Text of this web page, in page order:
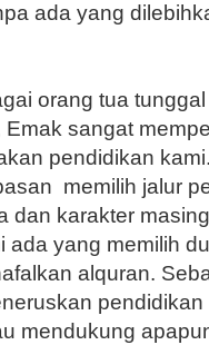
ada yang
orang tua
Emak sangat
pendidikan
memilih jalur
dan karakter
ada yang memilih
alquran.
mendukung